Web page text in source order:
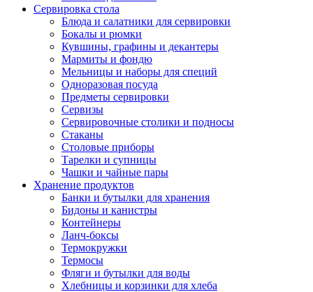
Сервировка стола
Блюда и салатники для сервировки
Бокалы и рюмки
Кувшины, графины и декантеры
Мармиты и фондю
Мельницы и наборы для специй
Одноразовая посуда
Предметы сервировки
Сервизы
Сервировочные столики и подносы
Стаканы
Столовые приборы
Тарелки и супницы
Чашки и чайные пары
Хранение продуктов
Банки и бутылки для хранения
Бидоны и канистры
Контейнеры
Ланч-боксы
Термокружки
Термосы
Фляги и бутылки для воды
Хлебницы и корзинки для хлеба